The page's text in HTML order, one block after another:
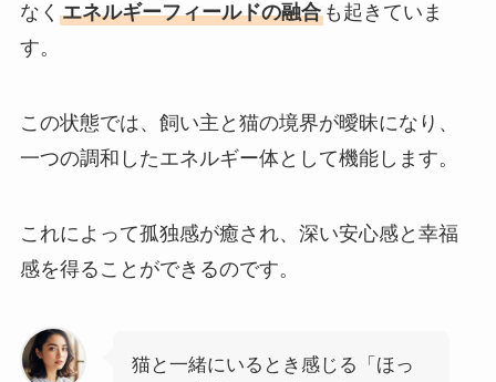
なく エネルギーフィールドの融合も起きていま
す。
この状態では、飼い主と猫の境界が曖昧になり、
一つの調和したエネルギー体として機能します。
これによって孤独感が癒され、深い安心感と幸福
感を得ることができるのです。
猫と一緒にいるとき感じる「ほっ